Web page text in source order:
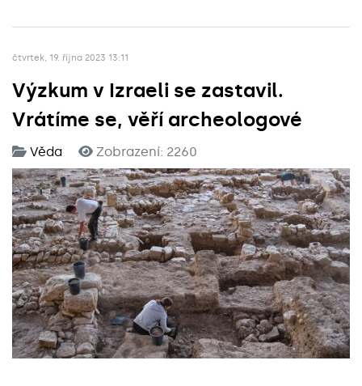
čtvrtek, 19. října 2023 13:11
Výzkum v Izraeli se zastavil.
Vrátíme se, věří archeologové
Věda Zobrazení: 2260